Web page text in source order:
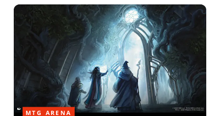
MTG ARENA